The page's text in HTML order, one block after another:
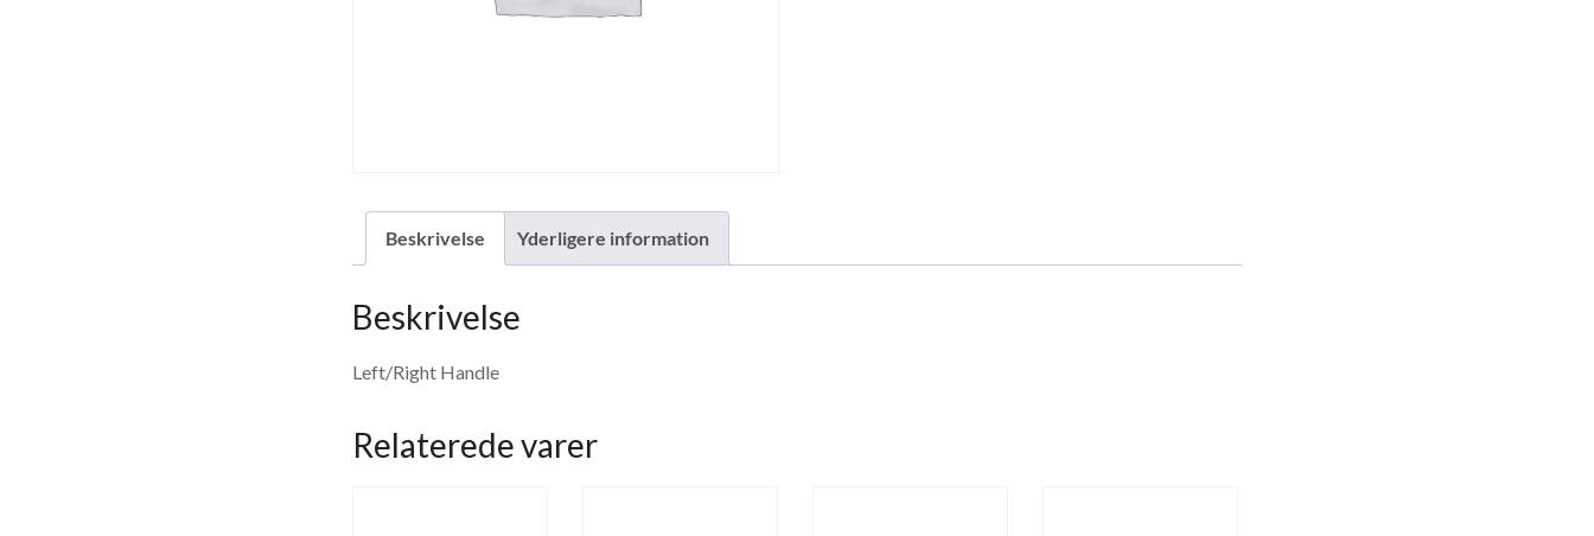
Beskrivelse Yderligere information
Beskrivelse
Left/Right Handle
Relaterede varer